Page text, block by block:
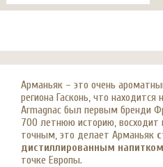
Арманьяк – это очень
региона Гасконь, что
Armagnac был первым бренди
700 летнюю историю, восходит
точным, это делает Арманьяк
дистиллированным напитком
точке Европы.